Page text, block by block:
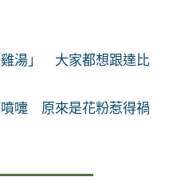
雞湯」 大家都想跟達比
嚏 原來是花粉惹得禍